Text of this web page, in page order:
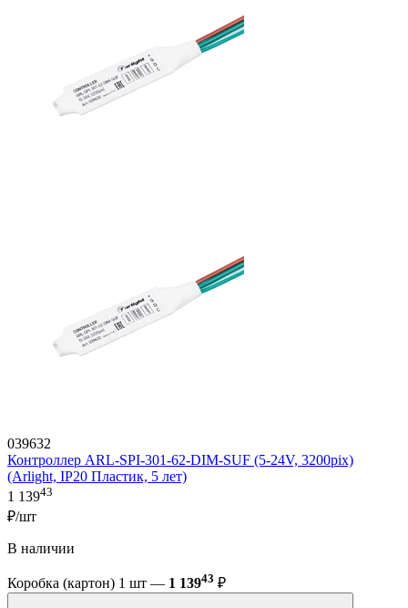
039632
Контроллер ARL-SPI-301-62-DIM-SUF (5-24V, 3200pix)
(Arlight, IP20 Пластик, 5 лет)
1 13943
₽/шт
В наличии
Коробка (картон) 1 шт — 1 13943 ₽